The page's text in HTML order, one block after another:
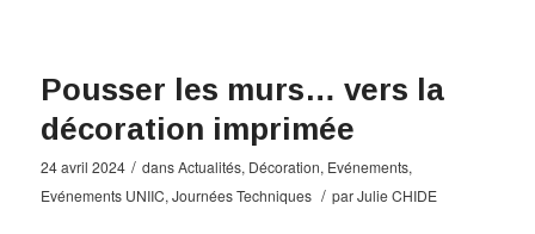
Pousser les murs… vers la
décoration imprimée
24 avril 2024 / dansActualités, Décoration, Evénements,
Evénements UNIIC, Journées Techniques / parJulie CHIDE